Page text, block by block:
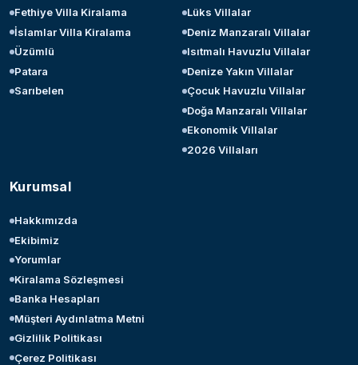
Fethiye Villa Kiralama
İslamlar Villa Kiralama
Üzümlü
Patara
Sarıbelen
Lüks Villalar
Deniz Manzaralı Villalar
Isıtmalı Havuzlu Villalar
Denize Yakın Villalar
Çocuk Havuzlu Villalar
Doğa Manzaralı Villalar
Ekonomik Villalar
2026 Villaları
Kurumsal
Hakkımızda
Ekibimiz
Yorumlar
Kiralama Sözleşmesi
Banka Hesapları
Müşteri Aydınlatma Metni
Gizlilik Politikası
Çerez Politikası